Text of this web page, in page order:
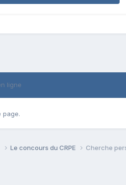
ligne
page.
Le concours du CRPE Cherche